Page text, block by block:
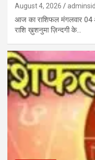
August 4, 2026
आज का राशिफल मंगलवार
राशि ख़ुशनुमा ज़िन्दगी के…